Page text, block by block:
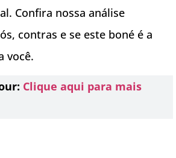
Confira nossa análise
contras e se este boné é a
você.
Clique aqui para mais